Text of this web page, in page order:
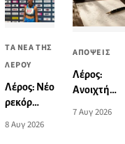
ΤΑ ΝΕΑ ΤΗΣ
ΛΕΡΟΥ
Λέρος: Νέο
ρεκόρ
Αιγαίου
8 Αυγ 2026
ΑΠΟΨΕΙΣ
Λέρος:
Ανοιχτή
σχετικά με
7 Αυγ 2026